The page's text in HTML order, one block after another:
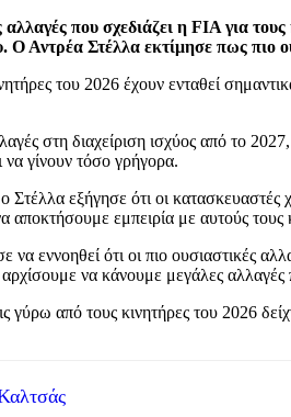
που σχεδιάζει η FIA για
Ο Αντρέα Στέλλα εκτίμησε πως πιο
του 2026 έχουν ενταθεί
στη διαχείριση ισχύος από το
να γίνουν τόσο γρήγορα.
εξήγησε ότι οι
αποκτήσουμε εμπειρία με αυτούς
εννοηθεί ότι οι πιο ουσιαστικές
να κάνουμε μεγάλες
γύρω από τους κινητήρες του 2026